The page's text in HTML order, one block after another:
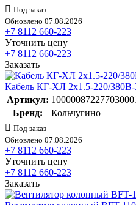
Под заказ
Обновлено 07.08.2026
+7 8112 660-223
Уточнить цену
+7 8112 660-223
Заказать
Кабель КГ-ХЛ 2х1.5-220/
Артикул:
Бренд:
Кольчугино
Под заказ
Обновлено 07.08.2026
+7 8112 660-223
Уточнить цену
+7 8112 660-223
Заказать